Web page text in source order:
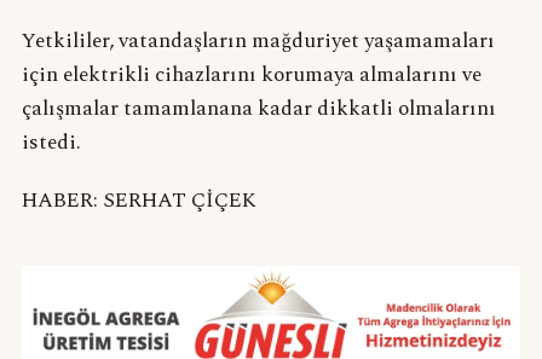
Yetkililer, vatandaşların mağduriyet yaşamamaları
için elektrikli cihazlarını korumaya almalarını ve
çalışmalar tamamlanana kadar dikkatli olmalarını
istedi.
HABER: SERHAT ÇİÇEK